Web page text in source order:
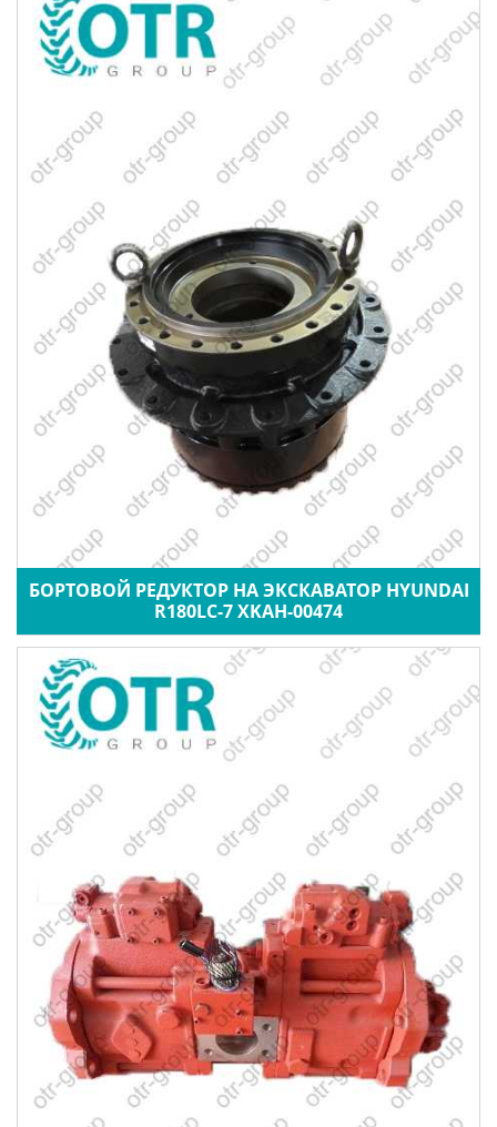
БОРТОВОЙ РЕДУКТОР НА ЭКСКАВАТОР HYUNDAI
R180LC-7 XKAH-00474